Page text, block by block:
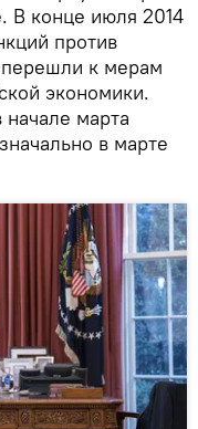
В конце июля 2014
против
к мерам
экономики.
марта
в марте